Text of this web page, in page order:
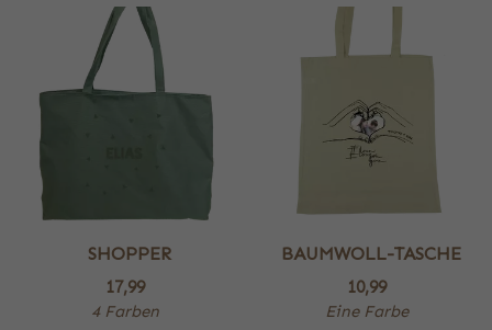
SHOPPER
17,99
4 Farben
BAUMWOLL-TASCHE
10,99
Eine Farbe